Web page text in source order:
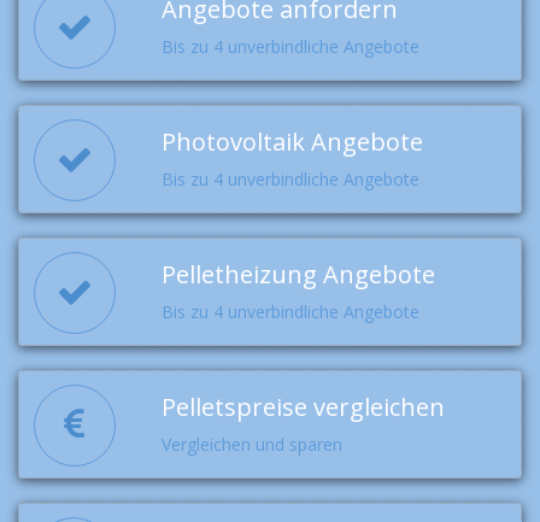
Angebote anfordern
Bis zu 4 unverbindliche Angebote
Photovoltaik Angebote
Bis zu 4 unverbindliche Angebote
Pelletheizung Angebote
Bis zu 4 unverbindliche Angebote
Pelletspreise vergleichen
Vergleichen und sparen